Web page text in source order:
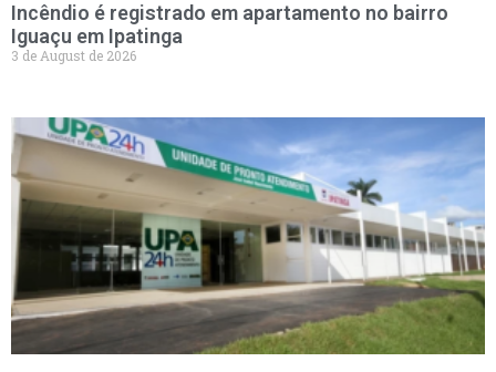
Incêndio é registrado em apartamento no bairro
Iguaçu em Ipatinga
3 de August de 2026